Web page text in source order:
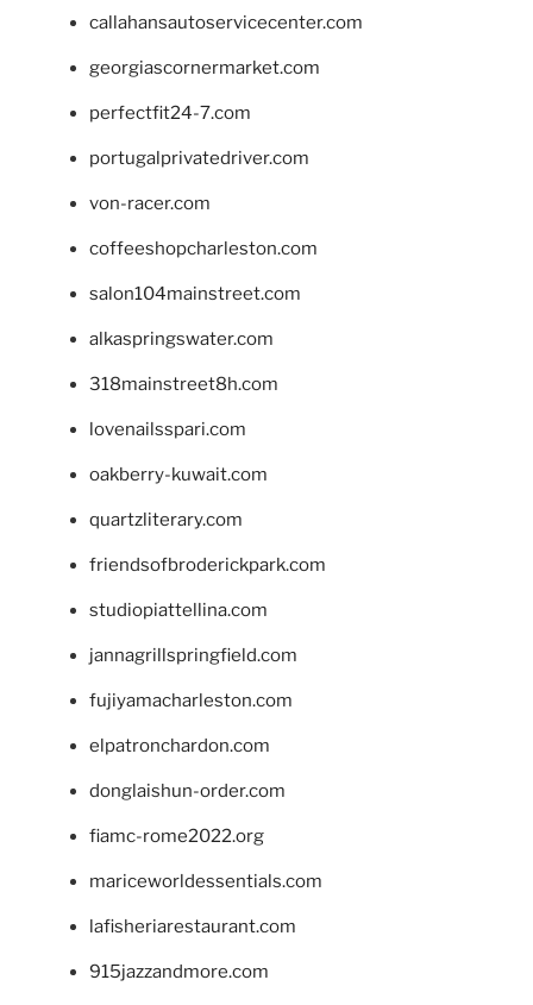
callahansautoservicecenter.com
georgiascornermarket.com
perfectfit24-7.com
portugalprivatedriver.com
von-racer.com
coffeeshopcharleston.com
salon104mainstreet.com
alkaspringswater.com
318mainstreet8h.com
lovenailsspari.com
oakberry-kuwait.com
quartzliterary.com
friendsofbroderickpark.com
studiopiattellina.com
jannagrillspringfield.com
fujiyamacharleston.com
elpatronchardon.com
donglaishun-order.com
fiamc-rome2022.org
mariceworldessentials.com
lafisheriarestaurant.com
915jazzandmore.com